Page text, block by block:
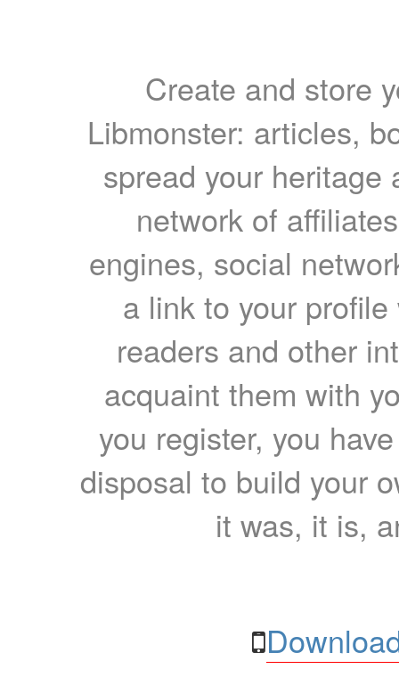
Create and store
Libmonster: articles,
spread your heritage
network of
engines, social
a link to your
readers and other
acquaint them with
you register, you
disposal to build your
it was, it is,